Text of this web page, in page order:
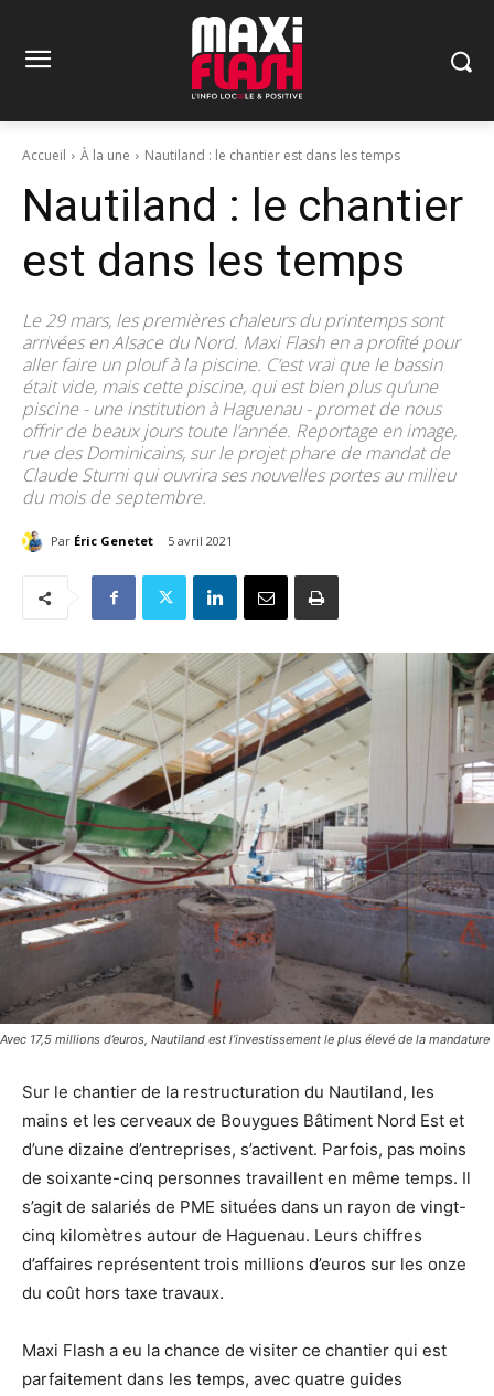
Accueil À la une Nautiland : le chantier est dans les temps
Nautiland : le chantier
est dans les temps
Le 29 mars, les premières chaleurs du printemps sont
arrivées en Alsace du Nord. Maxi Flash en a profité pour
aller faire un plouf à la piscine. C’est vrai que le bassin
était vide, mais cette piscine, qui est bien plus qu’une
piscine - une institution à Haguenau - promet de nous
offrir de beaux jours toute l’année. Reportage en image,
rue des Dominicains, sur le projet phare de mandat de
Claude Sturni qui ouvrira ses nouvelles portes au milieu
du mois de septembre.
Par Éric Genetet 5 avril 2021
Avec 17,5 millions d’euros, Nautiland est l’investissement le plus élevé de la mandature
Sur le chantier de la restructuration du Nautiland, les
mains et les cerveaux de Bouygues Bâtiment Nord Est et
d’une dizaine d’entreprises, s’activent. Parfois, pas moins
de soixante-cinq personnes travaillent en même temps. Il
s’agit de salariés de PME situées dans un rayon de vingt-
cinq kilomètres autour de Haguenau. Leurs chiffres
d’affaires représentent trois millions d’euros sur les onze
du coût hors taxe travaux.
Maxi Flash a eu la chance de visiter ce chantier qui est
parfaitement dans les temps, avec quatre guides